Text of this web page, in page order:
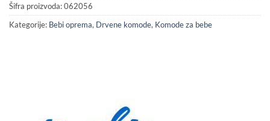
Šifra proizvoda:062056
Kategorije: Bebi oprema, Drvene komode, Komode za bebe